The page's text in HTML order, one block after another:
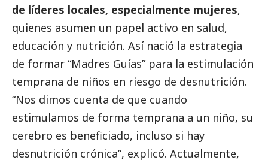
de líderes locales, especialmente mujeres,
quienes asumen un papel activo en salud,
educación y nutrición. Así nació la estrategia
de formar “Madres Guías” para la estimulación
temprana de niños en riesgo de desnutrición.
“Nos dimos cuenta de que cuando
estimulamos de forma temprana a un niño, su
cerebro es beneficiado, incluso si hay
desnutrición crónica”, explicó. Actualmente,